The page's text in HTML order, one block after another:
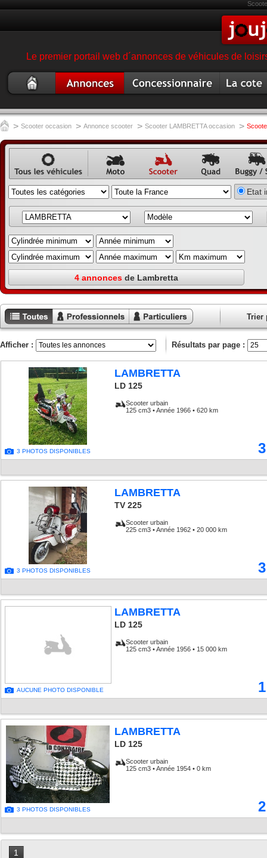
Le premier portail web d´annonces de véhicules de
occasion
scooter
garage magasin
scooter
scooter
> Scooter occasion > Annonce scooter > Scooter LAMBRETTA occasion >
Annonce
véhicule
occasion
Annonce
moto
Annonce
scooter
Annonce
buggy,
SSV
Etat
4 annonces de Lambretta
Toutes les
annonces
Annonces
professionnels
Annonces
particuliers
Trier
Afficher : Résultats par page :
3 PHOTOS DISPONIBLES
LAMBRETTA
LD 125
Scooter urbain
125 cm3 • Année 1966 • 620 km
3 PHOTOS DISPONIBLES
LAMBRETTA
TV 225
Scooter urbain
225 cm3 • Année 1962 • 20 000 km
AUCUNE PHOTO DISPONIBLE
LAMBRETTA
LD 125
Scooter urbain
125 cm3 • Année 1956 • 15 000 km
3 PHOTOS DISPONIBLES
LAMBRETTA
LD 125
Scooter urbain
125 cm3 • Année 1954 • 0 km
1